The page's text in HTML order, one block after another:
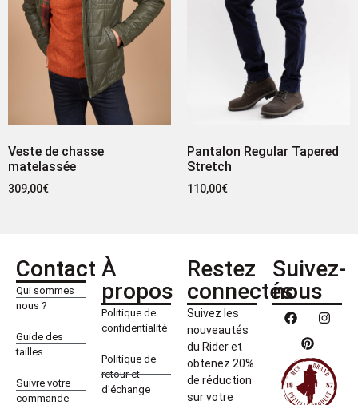
Veste de chasse
matelassée
309,00€
Pantalon Regular Tapered
Stretch
110,00€
Contact
Qui sommes
nous ?
Guide des
tailles
Suivre votre
commande
À
propos
Politique de
confidentialité
Politique de
retour et
d'échange
Restez
connectés
Suivez les
nouveautés
du Rider et
obtenez 20%
de réduction
sur votre
Suivez-
nous